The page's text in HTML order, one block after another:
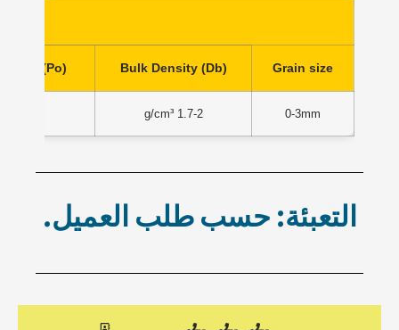
Grain size
Bulk Density (Db)
(Po)
0-3mm
1.7-2 g/cm³
التعبئة: حسب طلب العميل.